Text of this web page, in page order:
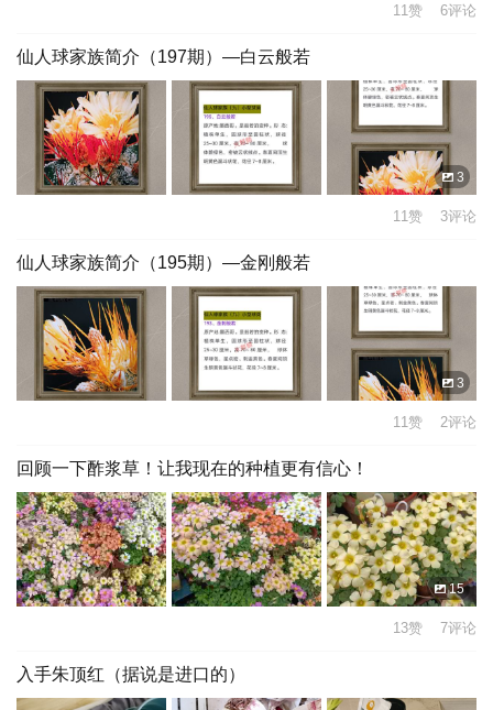
11赞 6评论
仙人球家族简介（197期）—白云般若
3
11赞 3评论
仙人球家族简介（195期）—金刚般若
3
11赞 2评论
回顾一下酢浆草！让我现在的种植更有信心！
15
13赞 7评论
入手朱顶红（据说是进口的）